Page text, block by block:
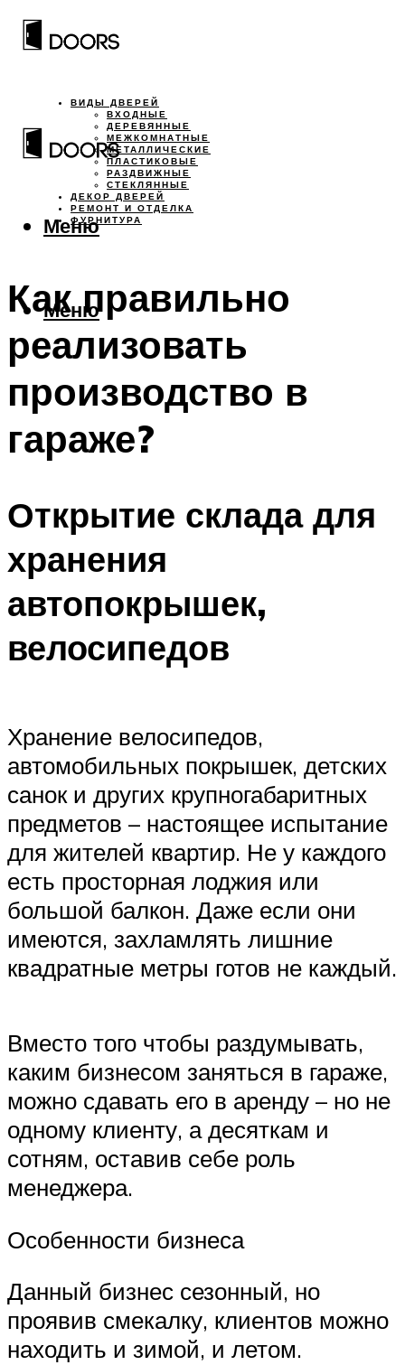
ВИДЫ ДВЕРЕЙ
ВХОДНЫЕ
ДЕРЕВЯННЫЕ
МЕЖКОМНАТНЫЕ
МЕТАЛЛИЧЕСКИЕ
ПЛАСТИКОВЫЕ
РАЗДВИЖНЫЕ
СТЕКЛЯННЫЕ
ДЕКОР ДВЕРЕЙ
РЕМОНТ И ОТДЕЛКА
ФУРНИТУРА
Меню
Меню
Как правильно
реализовать
производство в
гараже?
Открытие склада для
хранения
автопокрышек,
велосипедов
Хранение велосипедов,
автомобильных покрышек, детских
санок и других крупногабаритных
предметов – настоящее испытание
для жителей квартир. Не у каждого
есть просторная лоджия или
большой балкон. Даже если они
имеются, захламлять лишние
квадратные метры готов не каждый.
Вместо того чтобы раздумывать,
каким бизнесом заняться в гараже,
можно сдавать его в аренду – но не
одному клиенту, а десяткам и
сотням, оставив себе роль
менеджера.
Особенности бизнеса
Данный бизнес сезонный, но
проявив смекалку, клиентов можно
находить и зимой, и летом.